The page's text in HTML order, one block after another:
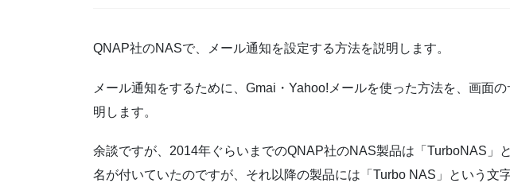
QNAP社のNASで、メール通知を設定する方法を説明します。
メール通知をするために、Gmai・Yahoo!メールを使った方法を、画面
明します。
余談ですが、2014年ぐらいまでのQNAP社のNAS製品は「TurboNAS」
名が付いていたのですが、それ以降の製品には「Turbo NAS」という文